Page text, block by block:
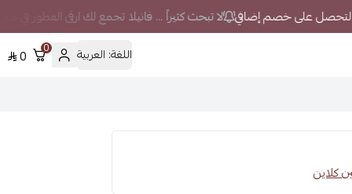
لا تبحث كثيراً ... فانيلا تجمع لك ارقى العطور في
اللغة: العربية 0
0